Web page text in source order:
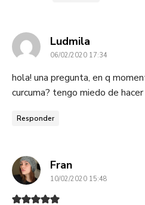
Ludmila
06/02/2020 17:34
hola! una pregunta, en q
curcuma? tengo miedo de
Responder
Frandice:
10/02/2020 15:48